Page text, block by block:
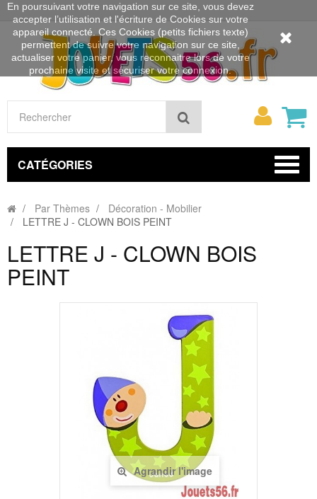
Rechercher
Mon
CATÉGORIES
Par Thèmes
Décoration - Mobilier
LETTRE J - CLOWN BOIS PEINT
LETTRE J - CLOWN BOIS
PEINT
Agrandir l'image
En poursuivant votre navigation sur ce site, vous devez
accepter l’utilisation et l'écriture de Cookies sur votre
appareil connecté. Ces Cookies (petits fichiers texte)
permettent de suivre votre navigation sur ce site,
actualiser votre panier, vous reconnaitre lors de votre
prochaine visite et sécuriser votre connexion.